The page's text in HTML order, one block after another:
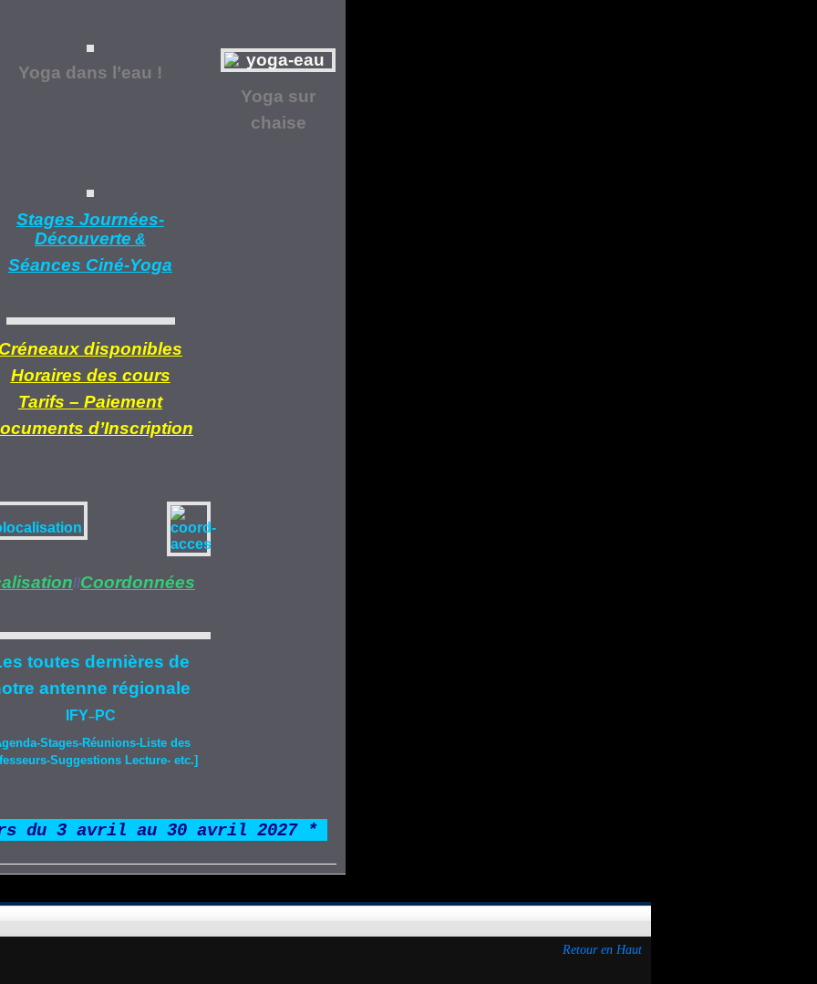
Yoga dans l’eau !
Yoga sur
chaise
Stages Journées-
Découverte &
Séances Ciné-Yoga
disponibles
Horaires des cours
Tarifs – Paiement
d’Inscription
//Coordonnées
toutes dernières de
antenne régionale
IFY–PC
Stages-Réunions-Liste des
Suggestions Lecture- etc.]
du 3 avril au 30 avril 2027 **
Retour en Haut